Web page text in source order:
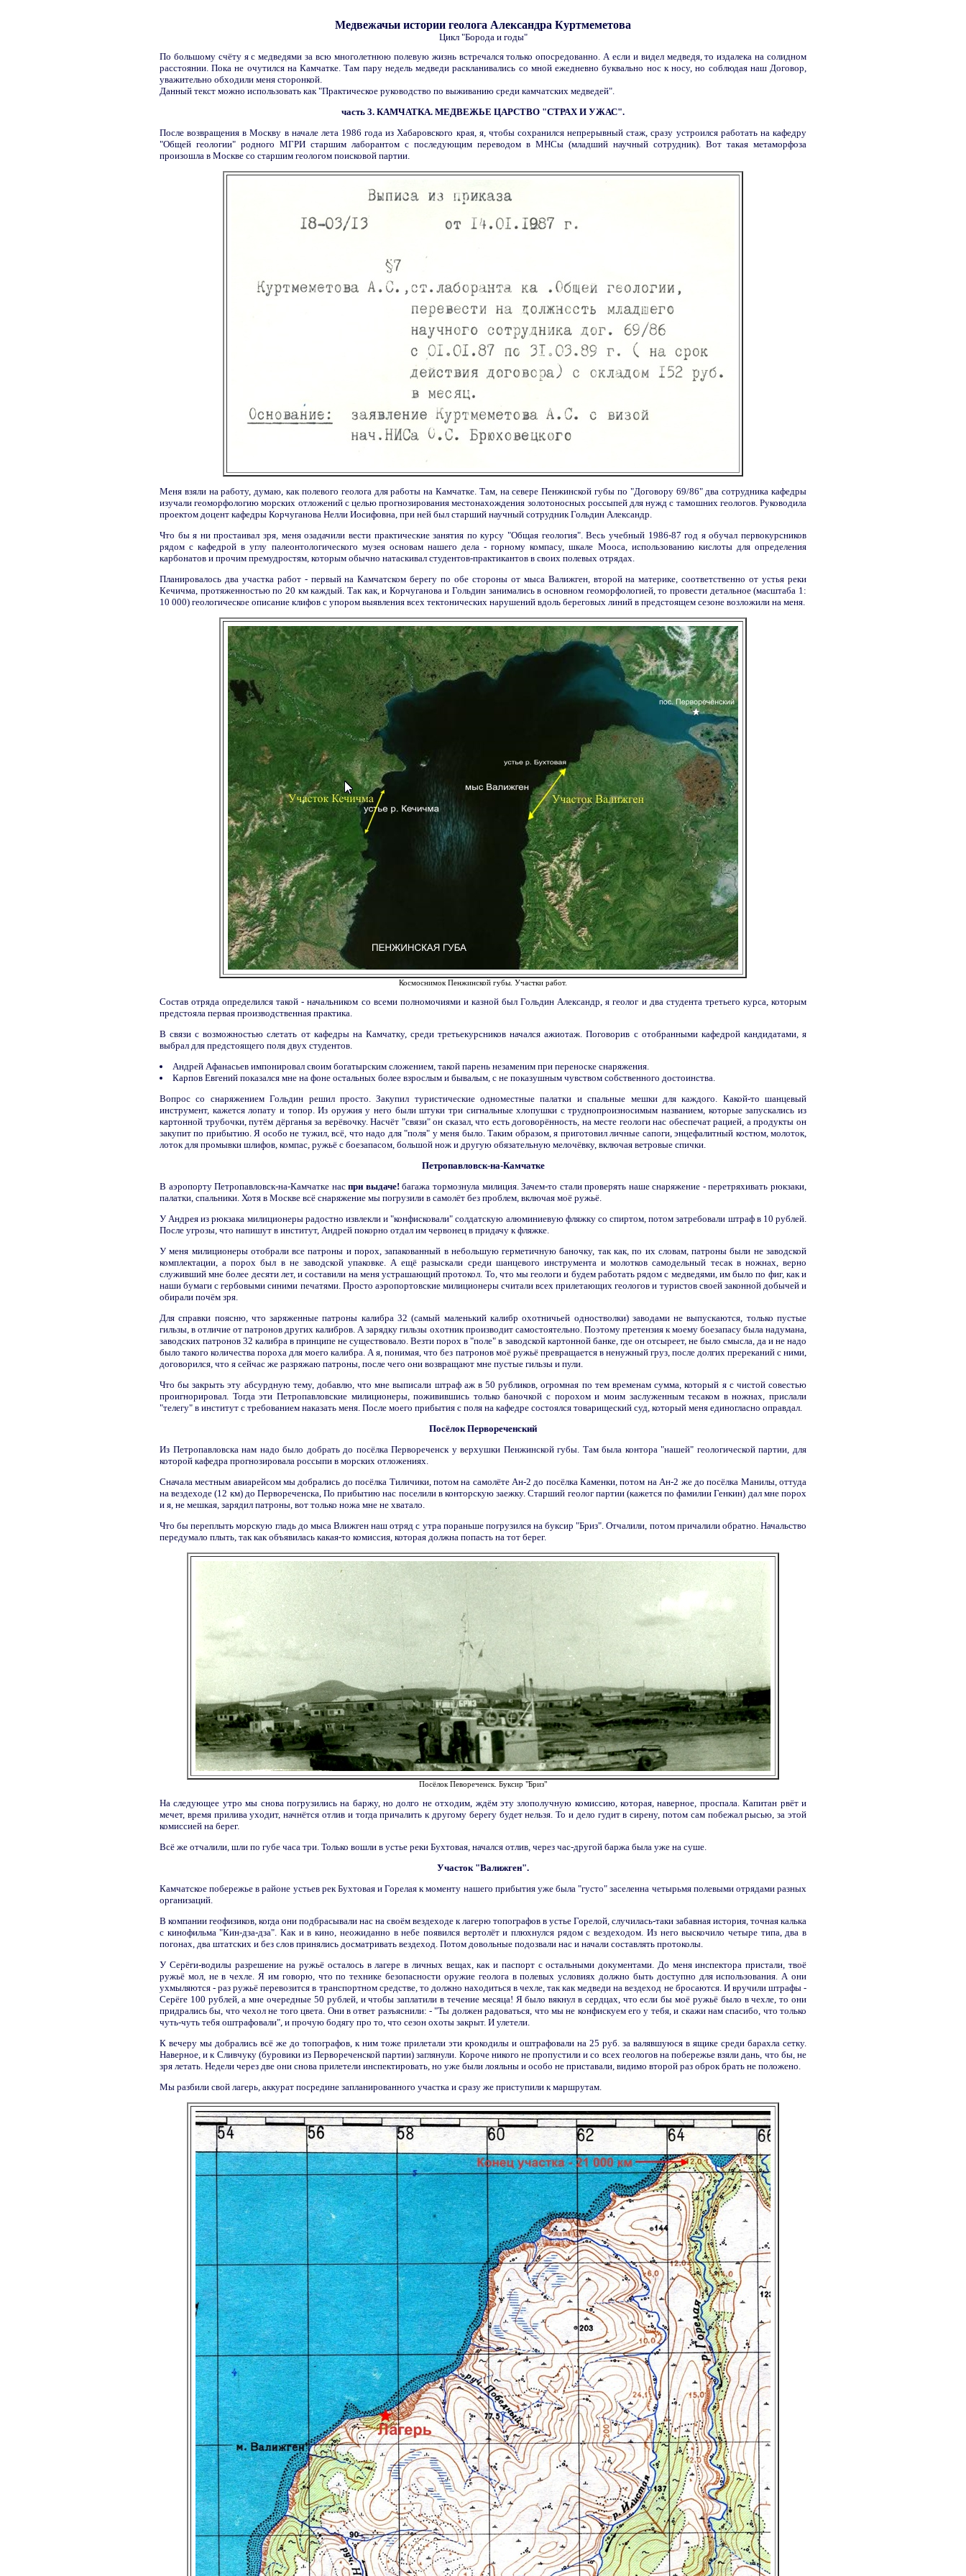
Медвежачьи истории геолога Александра Куртмеметова
Цикл "Борода и годы"
По большому счёту я с медведями за всю многолетнюю полевую жизнь встречался только опосредованно. А если и видел медведя, то издалека на солидном
расстоянии. Пока не очутился на Камчатке. Там пару недель медведи раскланивались со мной ежедневно буквально нос к носу, но соблюдая наш Договор,
уважительно обходили меня сторонкой.
Данный текст можно использовать как "Практическое руководство по выживанию среди камчатских медведей".
часть 3. КАМЧАТКА. МЕДВЕЖЬЕ ЦАРСТВО "СТРАХ И УЖАС".
После возвращения в Москву в начале лета 1986 года из Хабаровского края, я, чтобы сохранился непрерывный стаж, сразу устроился работать на кафедру
"Общей геологии" родного МГРИ старшим лаборантом с последующим переводом в МНСы (младший научный сотрудник). Вот такая метаморфоза
произошла в Москве со старшим геологом поисковой партии.
Меня взяли на работу, думаю, как полевого геолога для работы на Камчатке. Там, на севере Пенжинской губы по "Договору 69/86" два сотрудника кафедры
изучали геоморфологию морских отложений с целью прогнозирования местонахождения золотоносных россыпей для нужд с тамошних геологов. Руководила
проектом доцент кафедры Корчуганова Нелли Иосифовна, при ней был старший научный сотрудник Гольдин Александр.
Что бы я ни простаивал зря, меня озадачили вести практические занятия по курсу "Общая геология". Весь учебный 1986-87 год я обучал первокурсников
рядом с кафедрой в углу палеонтологического музея основам нашего дела - горному компасу, шкале Мооса, использованию кислоты для определения
карбонатов и прочим премудростям, которым обычно натаскивал студентов-практикантов в своих полевых отрядах.
Планировалось два участка работ - первый на Камчатском берегу по обе стороны от мыса Валижген, второй на материке, соответственно от устья реки
Кечичма, протяженностью по 20 км каждый. Так как, и Корчуганова и Гольдин занимались в основном геоморфологией, то провести детальное (масштаба 1:
10 000) геологическое описание клифов с упором выявления всех тектонических нарушений вдоль береговых линий в предстоящем сезоне возложили на меня.
Космоснимок Пенжинской губы. Участки работ.
Состав отряда определился такой - начальником со всеми полномочиями и казной был Гольдин Александр, я геолог и два студента третьего курса, которым
предстояла первая производственная практика.
В связи с возможностью слетать от кафедры на Камчатку, среди третьекурсников начался ажиотаж. Поговорив с отобранными кафедрой кандидатами, я
выбрал для предстоящего поля двух студентов.
Андрей Афанасьев импонировал своим богатырским сложением, такой парень незаменим при переноске снаряжения.
Карпов Евгений показался мне на фоне остальных более взрослым и бывалым, с не показушным чувством собственного достоинства.
Вопрос со снаряжением Гольдин решил просто. Закупил туристические одноместные палатки и спальные мешки для каждого. Какой-то шанцевый
инструмент, кажется лопату и топор. Из оружия у него были штуки три сигнальные хлопушки с труднопроизносимым названием, которые запускались из
картонной трубочки, путём дёрганья за верёвочку. Насчёт "связи" он сказал, что есть договорённость, на месте геологи нас обеспечат рацией, а продукты он
закупит по прибытию. Я особо не тужил, всё, что надо для "поля" у меня было. Таким образом, я приготовил личные сапоги, энцефалитный костюм, молоток,
лоток для промывки шлифов, компас, ружьё с боезапасом, большой нож и другую обязательную мелочёвку, включая ветровые спички.
Петропавловск-на-Камчатке
В аэропорту Петропавловск-на-Камчатке наспри выдаче! багажа тормознула милиция. Зачем-то стали проверять наше снаряжение - перетряхивать рюкзаки,
палатки, спальники. Хотя в Москве всё снаряжение мы погрузили в самолёт без проблем, включая моё ружьё.
У Андрея из рюкзака милиционеры радостно извлекли и "конфисковали" солдатскую алюминиевую фляжку со спиртом, потом затребовали штраф в 10 рублей.
После угрозы, что напишут в институт, Андрей покорно отдал им червонец в придачу к фляжке.
У меня милиционеры отобрали все патроны и порох, запакованный в небольшую герметичную баночку, так как, по их словам, патроны были не заводской
комплектации, а порох был в не заводской упаковке. А ещё разыскали среди шанцевого инструмента и молотков самодельный тесак в ножнах, верно
служивший мне более десяти лет, и составили на меня устрашающий протокол. То, что мы геологи и будем работать рядом с медведями, им было по фиг, как и
наши бумаги с гербовыми синими печатями. Просто аэропортовские милиционеры считали всех прилетающих геологов и туристов своей законной добычей и
обирали почём зря.
Для справки поясню, что заряженные патроны калибра 32 (самый маленький калибр охотничьей одностволки) заводами не выпускаются, только пустые
гильзы, в отличие от патронов других калибров. А зарядку гильзы охотник производит самостоятельно. Поэтому претензия к моему боезапасу была надумана,
заводских патронов 32 калибра в принципе не существовало. Везти порох в "поле" в заводской картонной банке, где он отсыреет, не было смысла, да и не надо
было такого количества пороха для моего калибра. А я, понимая, что без патронов моё ружьё превращается в ненужный груз, после долгих пререканий с ними,
договорился, что я сейчас же разряжаю патроны, после чего они возвращают мне пустые гильзы и пули.
Что бы закрыть эту абсурдную тему, добавлю, что мне выписали штраф аж в 50 рубликов, огромная по тем временам сумма, который я с чистой совестью
проигнорировал. Тогда эти Петропавловские милиционеры, поживившись только баночкой с порохом и моим заслуженным тесаком в ножнах, прислали
"телегу" в институт с требованием наказать меня. После моего прибытия с поля на кафедре состоялся товарищеский суд, который меня единогласно оправдал.
Посёлок Первореченский
Из Петропавловска нам надо было добрать до посёлка Первореченск у верхушки Пенжинской губы. Там была контора "нашей" геологической партии, для
которой кафедра прогнозировала россыпи в морских отложениях.
Сначала местным авиарейсом мы добрались до посёлка Тиличики, потом на самолёте Ан-2 до посёлка Каменки, потом на Ан-2 же до посёлка Манилы, оттуда
на вездеходе (12 км) до Первореченска, По прибытию нас поселили в конторскую заежку. Старший геолог партии (кажется по фамилии Генкин) дал мне порох
и я, не мешкая, зарядил патроны, вот только ножа мне не хватало.
Что бы переплыть морскую гладь до мыса Влижген наш отряд с утра пораньше погрузился на буксир "Бриз". Отчалили, потом причалили обратно. Начальство
передумало плыть, так как объявилась какая-то комиссия, которая должна попасть на тот берег.
Посёлок Певореченск. Буксир "Бриз"
На следующее утро мы снова погрузились на баржу, но долго не отходим, ждём эту злополучную комиссию, которая, наверное, проспала. Капитан рвёт и
мечет, время прилива уходит, начнётся отлив и тогда причалить к другому берегу будет нельзя. То и дело гудит в сирену, потом сам побежал рысью, за этой
комиссией на берег.
Всё же отчалили, шли по губе часа три. Только вошли в устье реки Бухтовая, начался отлив, через час-другой баржа была уже на суше.
Участок "Валижген".
Камчатское побережье в районе устьев рек Бухтовая и Горелая к моменту нашего прибытия уже была "густо" заселенна четырьмя полевыми отрядами разных
организаций.
В компании геофизиков, когда они подбрасывали нас на своём вездеходе к лагерю топографов в устье Горелой, случилась-таки забавная история, точная калька
с кинофильма "Кин-дза-дза". Как и в кино, неожиданно в небе появился вертолёт и плюхнулся рядом с вездеходом. Из него выскочило четыре типа, два в
погонах, два штатских и без слов принялись досматривать вездеход. Потом довольные подозвали нас и начали составлять протоколы.
У Серёги-водилы разрешение на ружьё осталось в лагере в личных вещах, как и паспорт с остальными документами. До меня инспектора пристали, твоё
ружьё мол, не в чехле. Я им говорю, что по технике безопасности оружие геолога в полевых условиях должно быть доступно для использования. А они
ухмыляются - раз ружьё перевозится в транспортном средстве, то должно находиться в чехле, так как медведи на вездеход не бросаются. И вручили штрафы -
Серёге 100 рублей, а мне очередные 50 рублей, и чтобы заплатили в течение месяца! Я было вякнул в сердцах, что если бы моё ружьё было в чехле, то они
придрались бы, что чехол не того цвета. Они в ответ разъяснили: - "Ты должен радоваться, что мы не конфискуем его у тебя, и скажи нам спасибо, что только
чуть-чуть тебя оштрафовали", и прочую бодягу про то, что сезон охоты закрыт. И улетели.
К вечеру мы добрались всё же до топографов, к ним тоже прилетали эти крокодилы и оштрафовали на 25 руб. за валявшуюся в ящике среди барахла сетку.
Наверное, и к Сливчуку (буровики из Первореченской партии) заглянули. Короче никого не пропустили и со всех геологов на побережье взяли дань, что бы, не
зря летать. Недели через две они снова прилетели инспектировать, но уже были лояльны и особо не приставали, видимо второй раз оброк брать не положено.
Мы разбили свой лагерь, аккурат посредине запланированного участка и сразу же приступили к маршрутам.